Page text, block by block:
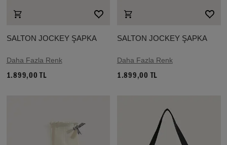
SALTON JOCKEY ŞAPKA
Daha Fazla Renk
1.899,00 TL
SALTON JOCKEY ŞAPKA
Daha Fazla Renk
1.899,00 TL